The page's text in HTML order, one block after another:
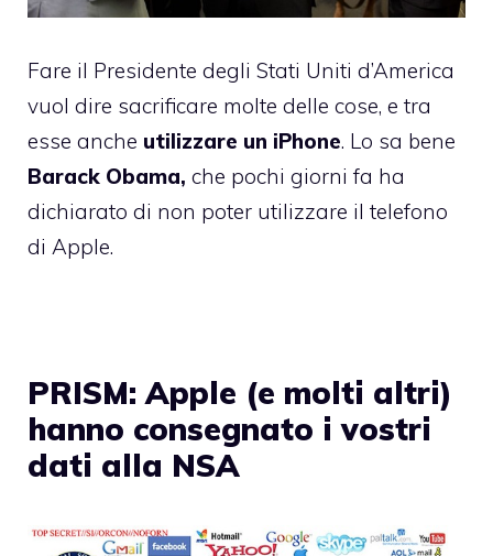
Fare il Presidente degli Stati Uniti d’America
vuol dire sacrificare molte delle cose, e tra
esse anche utilizzare un iPhone. Lo sa bene
Barack Obama, che pochi giorni fa ha
dichiarato di non poter utilizzare il telefono
di Apple.
PRISM: Apple (e molti altri)
hanno consegnato i vostri
dati alla NSA